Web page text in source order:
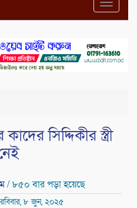
সিদ্দিকীর স্ত্রী
/ ৮৫০ বার পড়া হয়েছে
৮ জুন, ২০২৫